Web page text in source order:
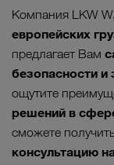
Компания LKW
европейских
предлагает Вам
безопасности
ощутите
решений в
сможете
консультацию